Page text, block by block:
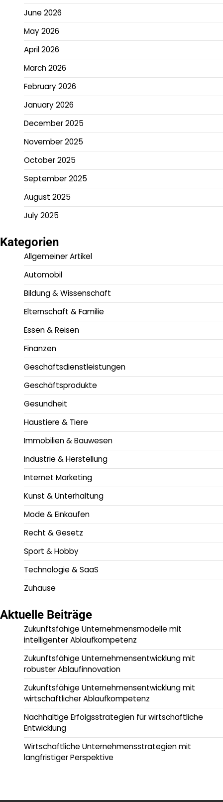
June 2026
May 2026
April 2026
March 2026
February 2026
January 2026
December 2025
November 2025
October 2025
September 2025
August 2025
July 2025
Kategorien
Allgemeiner Artikel
Automobil
Bildung & Wissenschaft
Elternschaft & Familie
Essen & Reisen
Finanzen
Geschäftsdienstleistungen
Geschäftsprodukte
Gesundheit
Haustiere & Tiere
Immobilien & Bauwesen
Industrie & Herstellung
Internet Marketing
Kunst & Unterhaltung
Mode & Einkaufen
Recht & Gesetz
Sport & Hobby
Technologie & SaaS
Zuhause
Aktuelle Beiträge
Zukunftsfähige Unternehmensmodelle mit
intelligenter Ablaufkompetenz
Zukunftsfähige Unternehmensentwicklung mit
robuster Ablaufinnovation
Zukunftsfähige Unternehmensentwicklung mit
wirtschaftlicher Ablaufkompetenz
Nachhaltige Erfolgsstrategien für wirtschaftliche
Entwicklung
Wirtschaftliche Unternehmensstrategien mit
langfristiger Perspektive